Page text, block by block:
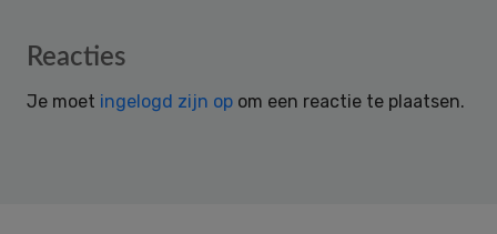
Reader
Reacties
Je moet ingelogd zijn op om een reactie te plaatsen.